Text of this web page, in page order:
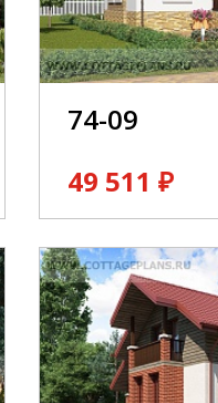
74-09
49 511 ₽